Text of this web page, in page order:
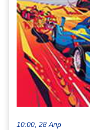
10:00, 28 Апр